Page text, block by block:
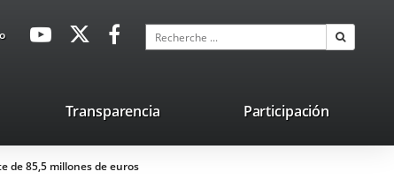
avaHeaderSocial
Enlace
externa.
Enlace
aplicación
externa.
Enlace
aplicación
externa.
Recherche
Transparencia Participación
de 85,5 millones de euros